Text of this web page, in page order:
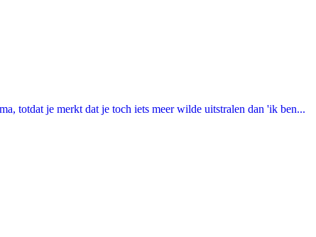
totdat je merkt dat je toch iets meer wilde uitstralen dan 'ik ben...